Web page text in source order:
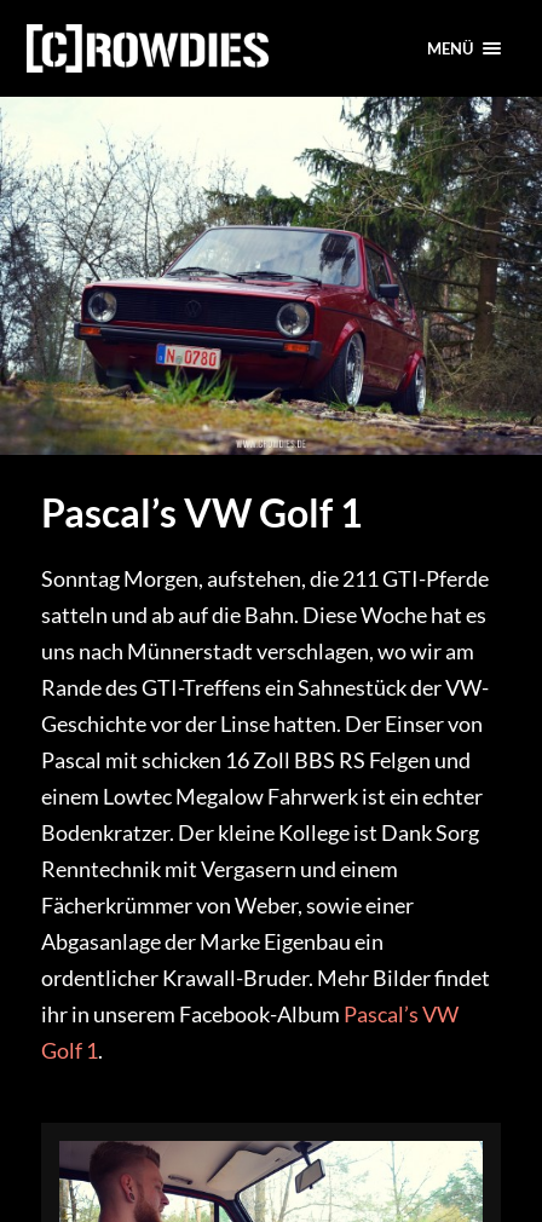
MENÜ
Pascal’s VW Golf 1
Sonntag Morgen, aufstehen, die 211 GTI-Pferde
satteln und ab auf die Bahn. Diese Woche hat es
uns nach Münnerstadt verschlagen, wo wir am
Rande des GTI-Treffens ein Sahnestück der VW-
Geschichte vor der Linse hatten. Der Einser von
Pascal mit schicken 16 Zoll BBS RS Felgen und
einem Lowtec Megalow Fahrwerk ist ein echter
Bodenkratzer. Der kleine Kollege ist Dank Sorg
Renntechnik mit Vergasern und einem
Fächerkrümmer von Weber, sowie einer
Abgasanlage der Marke Eigenbau ein
ordentlicher Krawall-Bruder. Mehr Bilder findet
ihr in unserem Facebook-Album Pascal’s VW
Golf 1.